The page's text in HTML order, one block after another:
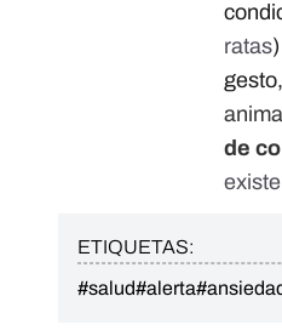
ratas
de
ETIQUETAS:
#salud#alerta